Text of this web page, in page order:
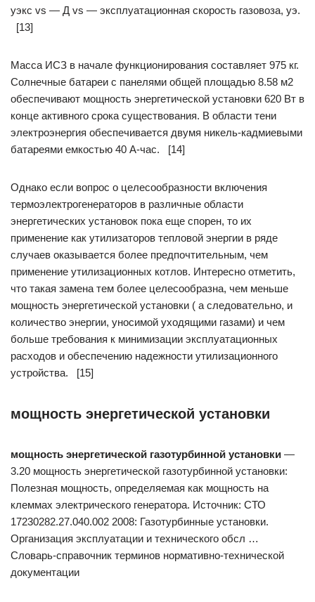
уэкс vs — Д vs — эксплуатационная скорость газовоза, уэ.
[13]
Масса ИСЗ в начале функционирования составляет 975 кг.
Солнечные батареи с панелями общей площадью 8.58 м2
обеспечивают мощность энергетической установки 620 Вт в
конце активного срока существования. В области тени
электроэнергия обеспечивается двумя никель-кадмиевыми
батареями емкостью 40 А-час. [14]
Однако если вопрос о целесообразности включения
термоэлектрогенераторов в различные области
энергетических установок пока еще спорен, то их
применение как утилизаторов тепловой энергии в ряде
случаев оказывается более предпочтительным, чем
применение утилизационных котлов. Интересно отметить,
что такая замена тем более целесообразна, чем меньше
мощность энергетической установки ( а следовательно, и
количество энергии, уносимой уходящими газами) и чем
больше требования к минимизации эксплуатационных
расходов и обеспечению надежности утилизационного
устройства. [15]
мощность энергетической установки
мощность энергетической газотурбинной установки —
3.20 мощность энергетической газотурбинной установки:
Полезная мощность, определяемая как мощность на
клеммах электрического генератора. Источник: СТО
17230282.27.040.002 2008: Газотурбинные установки.
Организация эксплуатации и технического обсл …
Словарь-справочник терминов нормативно-технической
документации